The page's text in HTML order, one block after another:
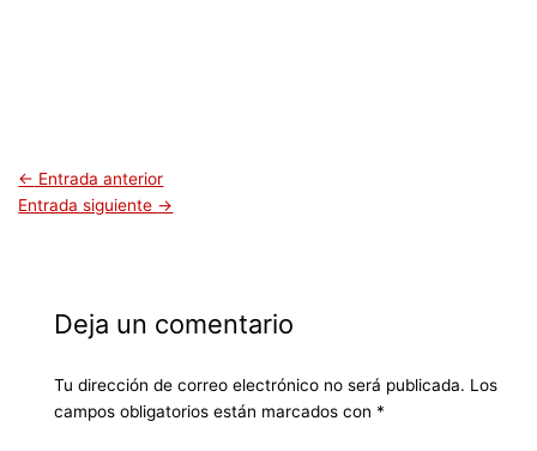
← Entrada anterior
Entrada siguiente →
Deja un comentario
Tu dirección de correo electrónico no será publicada. Los
campos obligatorios están marcados con *